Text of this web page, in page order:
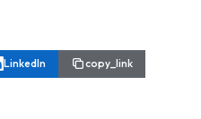
LinkedIn copy_link